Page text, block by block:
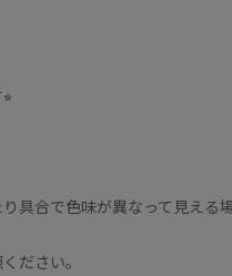
具合で色味が異なって見える
ださい。